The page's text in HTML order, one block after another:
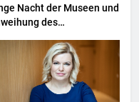
Nacht der Museen und
des
neuer
im
Hamburg